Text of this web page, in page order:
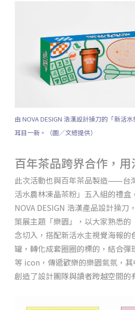
由 NOVA DESIGN 浩漢設計操刀的「新活
耳目一新。（圖／文總提供）
百年茶品跨界合作，
此次活動也與百年茶品製造⸺台
活水農林凍晶茶粉」五入組的禮盒
NOVA DESIGN 浩漢產品設計操刀
策展主題「樂園」，以大家熟悉的
念切入，搭配新活水主視覺海報的
罐，轉化成套圈圈的標的，結合彈
等 icon，傳遞歡樂的樂園氣氛，其
創造了設計團隊與讀者跨越空間的